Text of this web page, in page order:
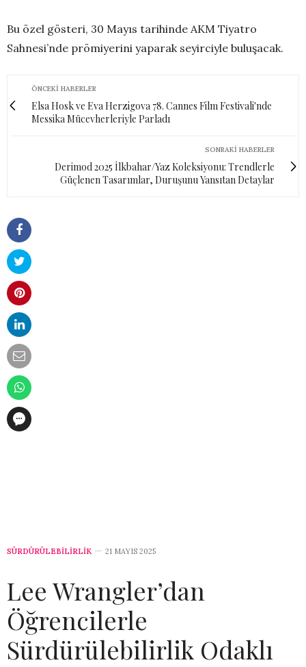
Bu özel gösteri, 30 Mayıs tarihinde AKM Tiyatro
Sahnesi’nde prömiyerini yaparak seyirciyle buluşacak.
ÖNCEKI HABERLER
Elsa Hosk ve Eva Herzigova 78. Cannes Film Festivali'nde
Messika Mücevherleriyle Parladı
SONRAKI HABERLER
Derimod 2025 İlkbahar/Yaz Koleksiyonu: Trendlerle
Güçlenen Tasarımlar, Duruşunu Yansıtan Detaylar
SÜRDÜRÜLEBİLİRLİK 21 MAYIS 2025
Lee Wrangler’dan
Öğrencilerle
Sürdürülebilirlik Odaklı